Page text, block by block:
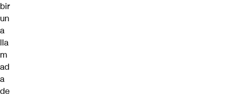
bir
un
a
lla
m
ad
a
de